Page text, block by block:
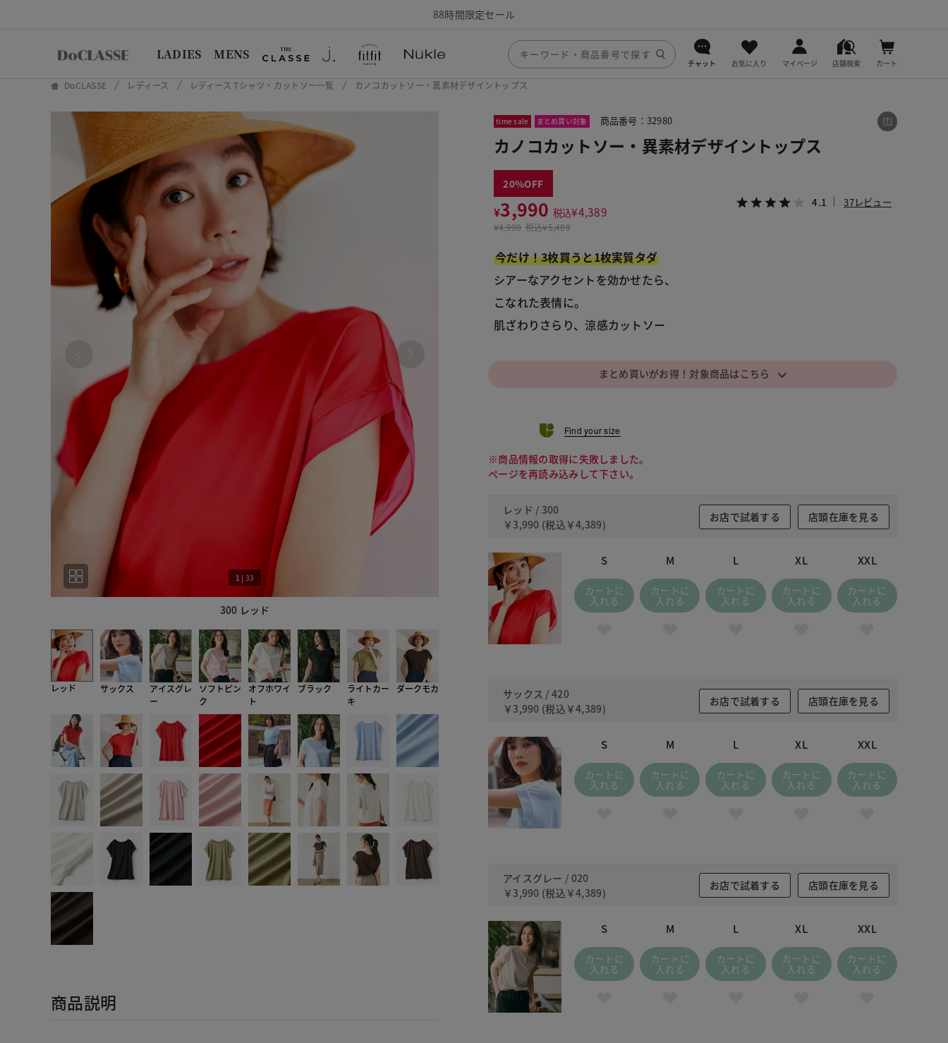
88時間限定セール
LADIES MENS
チャット お気に入り マイページ 店舗検索 カート
DoCLASSE レディース レディース Tシャツ・カットソー一覧 カノコカットソー・異素材デザイントップス
300 レッド 420 サックス
1 | 33
レッド サックス
アイスグレ
ー
ソフトピン
ク
オフホワイ
ト
ブラック
ライトカー
キ
ダークモカ
商品説明
time sale まとめ買い対象 商品番号：32980
カノコカットソー・異素材デザイントップス
20
¥3,990 税込¥4,389
¥4,990 税込¥5,489
4.1 37レビュー
今だけ！3枚買うと1枚実質タダ
シアーなアクセントを効かせたら、
こなれた表情に。
肌ざわりさらり、涼感カットソー
まとめ買いがお得！対象商品はこちら ⌵
Find your size
※商品情報の取得に失敗しました。
ページを再読み込みして下さい。
レッド / 300
￥3,990 (税込 ￥4,389)
お店で試着する 店頭在庫を見る
S
カートに
入れる
M
カートに
入れる
L
カートに
入れる
XL
カートに
入れる
XXL
カートに
入れる
サックス / 420
￥3,990 (税込 ￥4,389)
お店で試着する 店頭在庫を見る
S
カートに
入れる
M
カートに
入れる
L
カートに
入れる
XL
カートに
入れる
XXL
カートに
入れる
アイスグレー / 020
￥3,990 (税込 ￥4,389)
お店で試着する 店頭在庫を見る
S
カートに
入れる
M
カートに
入れる
L
カートに
入れる
XL
カートに
入れる
XXL
カートに
入れる